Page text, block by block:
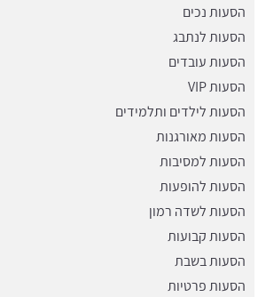
הסעות נכים
הסעות לנתבג
הסעות עובדים
הסעות VIP
הסעות לילדים ותלמידים
הסעות מאורגנות
הסעות למסיבות
הסעות להופעות
הסעות לשדה רמון
הסעות קבועות
הסעות בשבת
הסעות פרטיות